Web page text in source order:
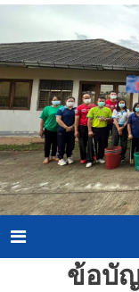
content
Menu
ข้อบั